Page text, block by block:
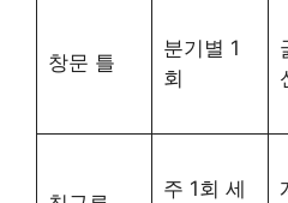
창문 틀
분기별 1
회
주 1회 세